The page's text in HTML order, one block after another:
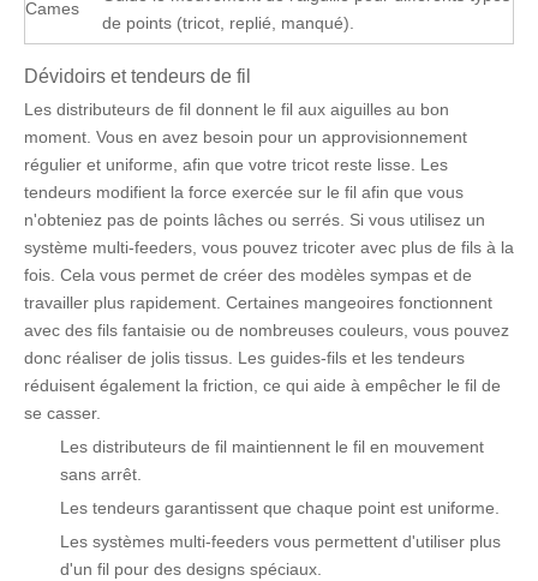
Cames
de points (tricot, replié, manqué).
Dévidoirs et tendeurs de fil
Les distributeurs de fil donnent le fil aux aiguilles au bon
moment. Vous en avez besoin pour un approvisionnement
régulier et uniforme, afin que votre tricot reste lisse. Les
tendeurs modifient la force exercée sur le fil afin que vous
n'obteniez pas de points lâches ou serrés. Si vous utilisez un
système multi-feeders, vous pouvez tricoter avec plus de fils à la
fois. Cela vous permet de créer des modèles sympas et de
travailler plus rapidement. Certaines mangeoires fonctionnent
avec des fils fantaisie ou de nombreuses couleurs, vous pouvez
donc réaliser de jolis tissus. Les guides-fils et les tendeurs
réduisent également la friction, ce qui aide à empêcher le fil de
se casser.
Les distributeurs de fil maintiennent le fil en mouvement
sans arrêt.
Les tendeurs garantissent que chaque point est uniforme.
Les systèmes multi-feeders vous permettent d'utiliser plus
d'un fil pour des designs spéciaux.